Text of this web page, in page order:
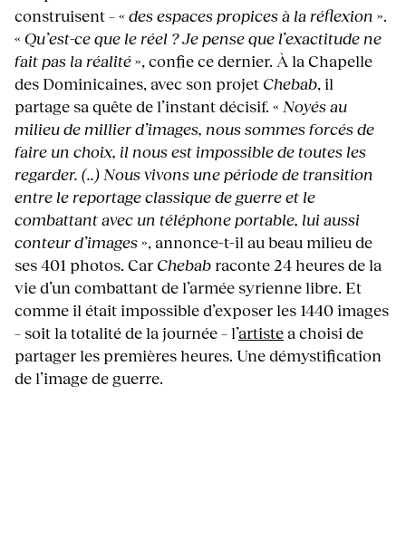
construisent – « des espaces propices à la réflexion ».
« Qu’est-ce que le réel ? Je pense que l’exactitude ne
fait pas la réalité», confie ce dernier. À la Chapelle
des Dominicaines, avec son projet Chebab, il
partage sa quête de l’instant décisif. « Noyés au
milieu de millier d’images, nous sommes forcés de
faire un choix, il nous est impossible de toutes les
regarder. (..) Nous vivons une période de transition
entre le reportage classique de guerre et le
combattant avec un téléphone portable, lui aussi
conteur d’images», annonce-t-il au beau milieu de
ses 401 photos. Car Chebabraconte 24 heures de la
vie d’un combattant de l’armée syrienne libre. Et
comme il était impossible d’exposer les 1440 images
– soit la totalité de la journée – l’artiste a choisi de
partager les premières heures. Une démystification
de l’image de guerre.